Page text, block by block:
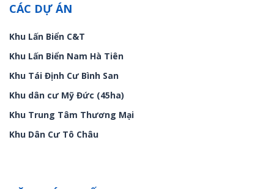
CÁC DỰ ÁN
Khu Lấn Biển C&T
Khu Lấn Biển Nam Hà Tiên
Khu Tái Định Cư Bình San
Khu dân cư Mỹ Đức (45ha)
Khu Trung Tâm Thương Mại
Khu Dân Cư Tô Châu